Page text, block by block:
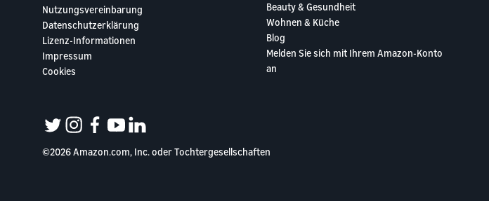
Nutzungsvereinbarung
Datenschutzerklärung
Lizenz-Informationen
Impressum
Cookies
Beauty & Gesundheit
Wohnen & Küche
Blog
Melden Sie sich mit Ihrem Amazon-Konto
an
twitterinstagram
facebook
youtubelinkedin
©2026 Amazon.com, Inc. oder Tochtergesellschaften